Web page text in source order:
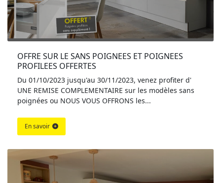
OFFRE SUR LE SANS POIGNEES ET POIGNEES
PROFILEES OFFERTES
Du 01/10/2023 jusqu'au 30/11/2023, venez profiter d'
UNE REMISE COMPLEMENTAIRE sur les modèles sans
poignées ou NOUS VOUS OFFRONS les...
En savoir